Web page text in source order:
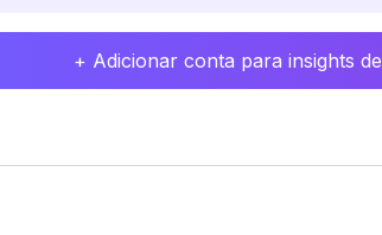
+ Adicionar conta para insights